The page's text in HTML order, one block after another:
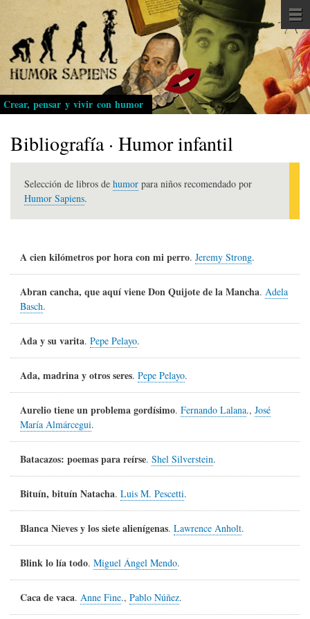
Pasar
al
contenido
principal
Crear, pensar y vivir con humor
Bibliografía · Humor infantil
Selección de libros de humor para niños recomendado por
Humor Sapiens.
A cien kilómetros por hora con mi perro. Jeremy Strong.
Abran cancha, que aquí viene Don Quijote de la Mancha. Adela
Basch.
Ada y su varita. Pepe Pelayo.
Ada, madrina y otros seres. Pepe Pelayo.
Aurelio tiene un problema gordísimo. Fernando Lalana., José
María Almárcegui.
Batacazos: poemas para reírse. Shel Silverstein.
Bituín, bituín Natacha. Luis M. Pescetti.
Blanca Nieves y los siete alienígenas. Lawrence Anholt.
Blink lo lía todo. Miguel Ángel Mendo.
Caca de vaca. Anne Fine., Pablo Núñez.